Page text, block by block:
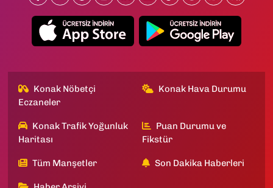
Konak Nöbetçi
Eczaneler
Konak Hava Durumu
Konak Trafik Yoğunluk
Haritası
Puan Durumu ve
Fikstür
Tüm Manşetler Son Dakika Haberleri